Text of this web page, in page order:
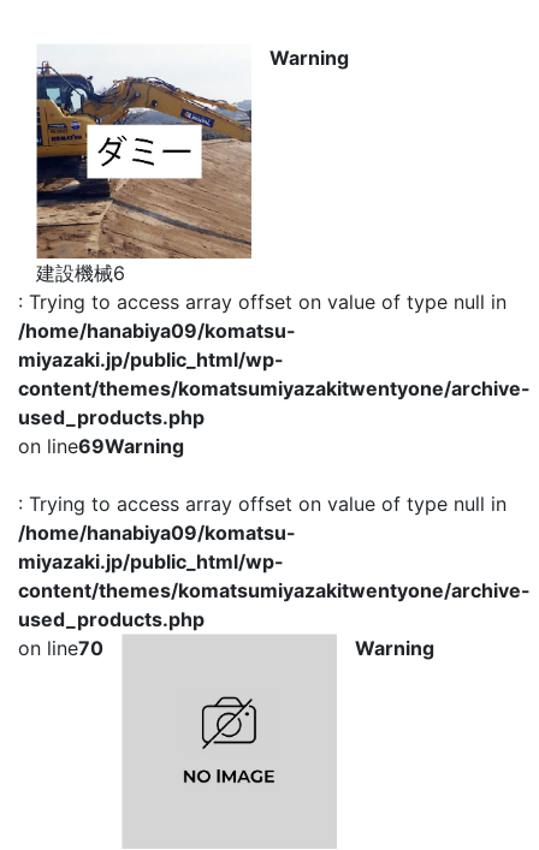
-高卒
-中途/第二新卒
コマツレンタル宮崎
-新卒
-高卒
-中途/第二新卒
電話でのお問合せ
メールでのお問合せ
建設機械6
Warning
: Trying to access array offset on value of type null in
/home/hanabiya09/komatsu-
miyazaki.jp/public_html/wp-
content/themes/komatsumiyazakitwentyone/archive-
used_products.php
on line69Warning
: Trying to access array offset on value of type null in
/home/hanabiya09/komatsu-
miyazaki.jp/public_html/wp-
content/themes/komatsumiyazakitwentyone/archive-
used_products.php
on line70 Warning